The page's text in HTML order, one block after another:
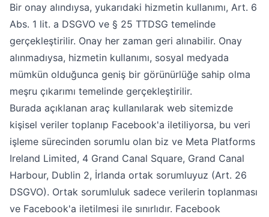
Bir onay alındıysa, yukarıdaki hizmetin kullanımı, Art. 6
Abs. 1 lit. a DSGVO ve § 25 TTDSG temelinde
gerçekleştirilir. Onay her zaman geri alınabilir. Onay
alınmadıysa, hizmetin kullanımı, sosyal medyada
mümkün olduğunca geniş bir görünürlüğe sahip olma
meşru çıkarımı temelinde gerçekleştirilir.
Burada açıklanan araç kullanılarak web sitemizde
kişisel veriler toplanıp Facebook'a iletiliyorsa, bu veri
işleme sürecinden sorumlu olan biz ve Meta Platforms
Ireland Limited, 4 Grand Canal Square, Grand Canal
Harbour, Dublin 2, İrlanda ortak sorumluyuz (Art. 26
DSGVO). Ortak sorumluluk sadece verilerin toplanması
ve Facebook'a iletilmesi ile sınırlıdır. Facebook